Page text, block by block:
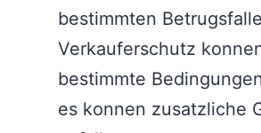
bestimmten
Verkauferschutz
bestimmte
es konnen zusatzliche